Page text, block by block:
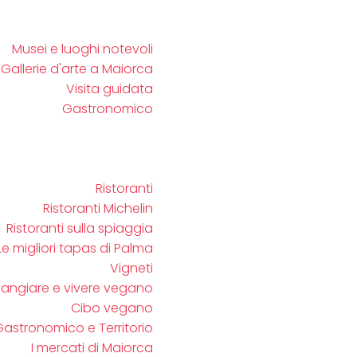
Musei e luoghi notevoli
Gallerie d'arte a Maiorca
Visita guidata
Gastronomico
Ristoranti
Ristoranti Michelin
Ristoranti sulla spiaggia
migliori tapas di Palma
Vigneti
e vivere vegano
Cibo vegano
e Territorio
I mercati di Maiorca